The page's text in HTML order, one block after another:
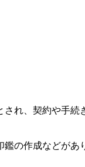
れ、契約や手続
の作成などがあ